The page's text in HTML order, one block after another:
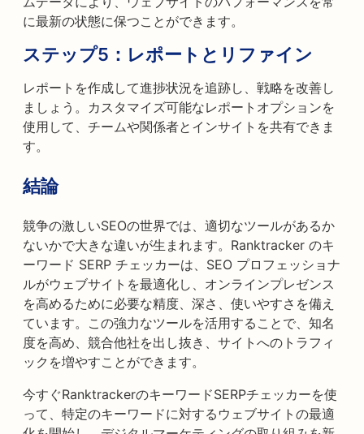
に最新の状態に保つことができます。
ステップ5： レポートとリファイン
レポートを作成して進捗状況を追跡し、戦略を改善し
ましょう。カスタマイズ可能なレポートオプションを
使用して、チームや関係者とインサイトを共有できま
す。
結論
競争の激しいSEOの世界では、適切なツールがあるか
ないかで大きな違いが生まれます。Ranktracker のキ
ーワード SERP チェッカーは、SEO プロフェッショナ
ルがウェブサイトを最適化し、オンラインプレゼンス
を高めるために必要な精度、深さ、使いやすさを備え
ています。この強力なツールを活用することで、知名
度を高め、競合他社を出し抜き、サイトへのトラフィ
ックを増やすことができます。
今すぐRanktrackerのキーワードSERPチェッカーを使
って、特定のキーワードに対するウェブサイトの最適